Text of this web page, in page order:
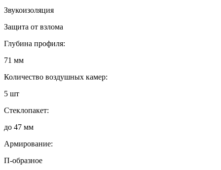
Звукоизоляция
Защита от взлома
Глубина профиля:
71 мм
Количество воздушных камер:
5 шт
Стеклопакет:
до 47 мм
Армирование:
П-образное